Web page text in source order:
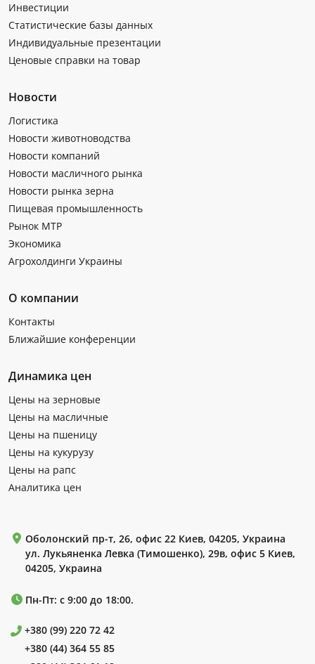
Инвестиции
Статистические базы данных
Индивидуальные презентации
Ценовые справки на товар
Новости
Логистика
Новости животноводства
Новости компаний
Новости масличного рынка
Новости рынка зерна
Пищевая промышленность
Рынок МТР
Экономика
Агрохолдинги Украины
О компании
Контакты
Ближайшие конференции
Динамика цен
Цены на зерновые
Цены на масличные
Цены на пшеницу
Цены на кукурузу
Цены на рапс
Аналитика цен
Оболонский пр-т, 26, офис 22 Киев, 04205, Украина
ул. Лукьяненка Левка (Тимошенко), 29в, офис 5 Киев,
04205, Украина
Пн-Пт: с 9:00 до 18:00.
+380 (99) 220 72 42
+380 (44) 364 55 85